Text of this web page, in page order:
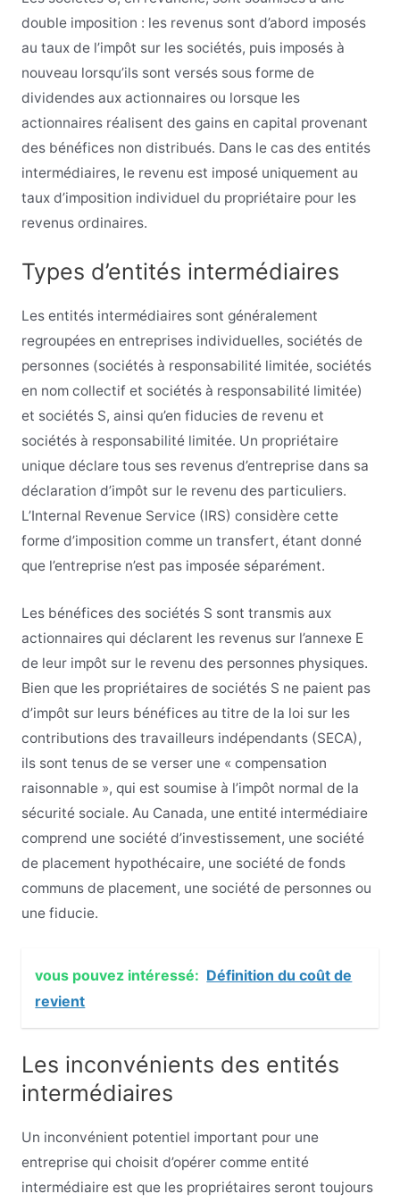
double imposition : les revenus sont d’abord imposés
au taux de l’impôt sur les sociétés, puis imposés à
nouveau lorsqu’ils sont versés sous forme de
dividendes aux actionnaires ou lorsque les
actionnaires réalisent des gains en capital provenant
des bénéfices non distribués. Dans le cas des entités
intermédiaires, le revenu est imposé uniquement au
taux d’imposition individuel du propriétaire pour les
revenus ordinaires.
Types d’entités intermédiaires
Les entités intermédiaires sont généralement
regroupées en entreprises individuelles, sociétés de
personnes (sociétés à responsabilité limitée, sociétés
en nom collectif et sociétés à responsabilité limitée)
et sociétés S, ainsi qu’en fiducies de revenu et
sociétés à responsabilité limitée. Un propriétaire
unique déclare tous ses revenus d’entreprise dans sa
déclaration d’impôt sur le revenu des particuliers.
L’Internal Revenue Service (IRS) considère cette
forme d’imposition comme un transfert, étant donné
que l’entreprise n’est pas imposée séparément.
Les bénéfices des sociétés S sont transmis aux
actionnaires qui déclarent les revenus sur l’annexe E
de leur impôt sur le revenu des personnes physiques.
Bien que les propriétaires de sociétés S ne paient pas
d’impôt sur leurs bénéfices au titre de la loi sur les
contributions des travailleurs indépendants (SECA),
ils sont tenus de se verser une « compensation
raisonnable », qui est soumise à l’impôt normal de la
sécurité sociale. Au Canada, une entité intermédiaire
comprend une société d’investissement, une société
de placement hypothécaire, une société de fonds
communs de placement, une société de personnes ou
une fiducie.
vous pouvez intéressé: Définition du coût de
revient
Les inconvénients des entités
intermédiaires
Un inconvénient potentiel important pour une
entreprise qui choisit d’opérer comme entité
intermédiaire est que les propriétaires seront toujours